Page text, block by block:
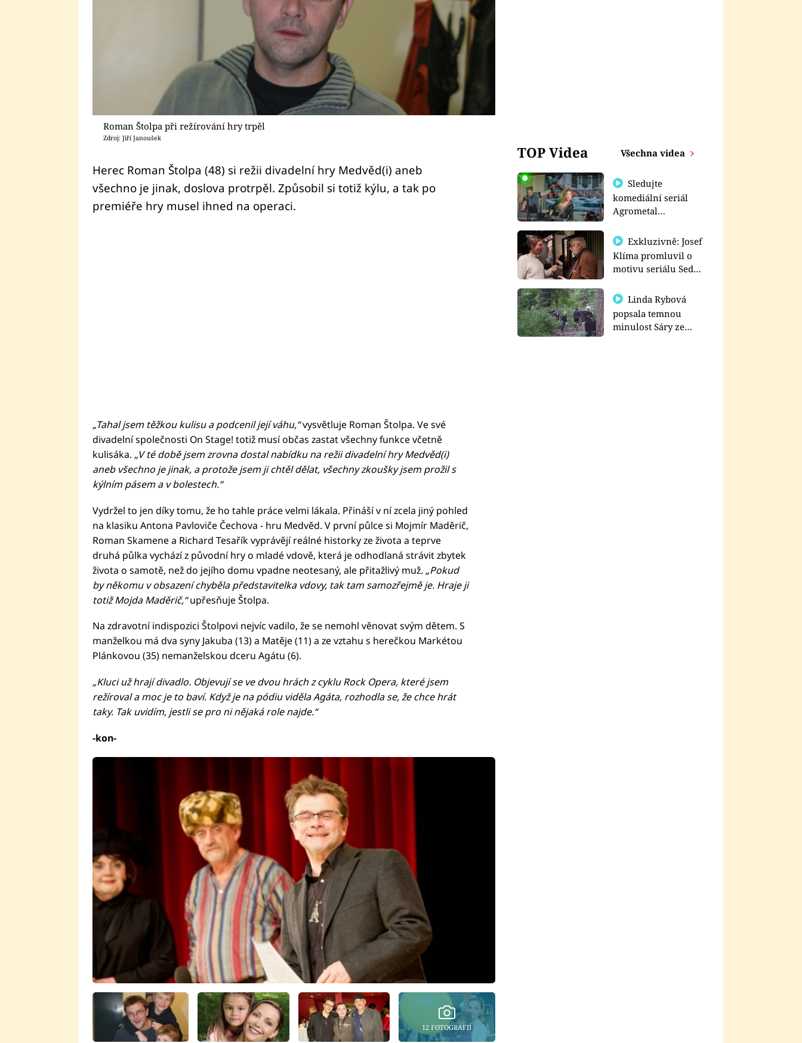
Roman Štolpa při režírování hry trpěl
Zdroj: Jiří Janoušek
Herec Roman Štolpa (48) si režii divadelní hry Medvěd(i) aneb
všechno je jinak, doslova protrpěl. Způsobil si totiž kýlu, a tak po
premiéře hry musel ihned na operaci.
„Tahal jsem těžkou kulisu a podcenil její váhu,“vysvětluje Roman Štolpa. Ve své
divadelní společnosti On Stage! totiž musí občas zastat všechny funkce včetně
kulisáka. „V té době jsem zrovna dostal nabídku na režii divadelní hry Medvěd(i)
aneb všechno je jinak, a protože jsem ji chtěl dělat, všechny zkoušky jsem prožil s
kýlním pásem a v bolestech.“
Vydržel to jen díky tomu, že ho tahle práce velmi lákala. Přináší v ní zcela jiný pohled
na klasiku Antona Pavloviče Čechova - hru Medvěd. V první půlce si Mojmír Maděrič,
Roman Skamene a Richard Tesařík vyprávějí reálné historky ze života a teprve
druhá půlka vychází z původní hry o mladé vdově, která je odhodlaná strávit zbytek
života o samotě, než do jejího domu vpadne neotesaný, ale přitažlivý muž. „Pokud
by někomu v obsazení chyběla představitelka vdovy, tak tam samozřejmě je. Hraje ji
totiž Mojda Maděrič,“upřesňuje Štolpa.
Na zdravotní indispozici Štolpovi nejvíc vadilo, že se nemohl věnovat svým dětem. S
manželkou má dva syny Jakuba (13) a Matěje (11) a ze vztahu s herečkou Markétou
Plánkovou (35) nemanželskou dceru Agátu (6).
„Kluci už hrají divadlo. Objevují se ve dvou hrách z cyklu Rock Opera, které jsem
režíroval a moc je to baví. Když je na pódiu viděla Agáta, rozhodla se, že chce hrát
taky. Tak uvidím, jestli se pro ni nějaká role najde.“
-kon-
12 FOTOGRAFIÍ
TOP Videa Všechna videa
Sledujte
komediální seriál
Agrometal
prima+
Exkluzivně: Josef
Klíma promluvil o
motivu seriálu Sedm
Linda Rybová
popsala temnou
minulost Sáry ze